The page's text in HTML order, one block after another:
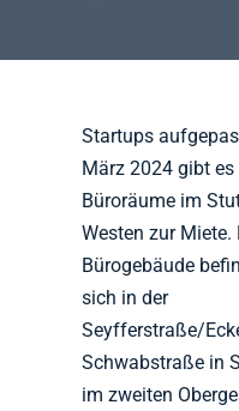
Startups
März 2024 gibt es
Büroräume im
Westen zur Miete.
Bürogebäude
sich in der
Seyfferstraße/
Schwabstraße in
im zweiten